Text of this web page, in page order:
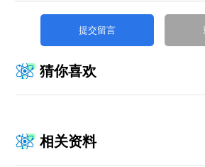
猜你喜欢
相关资料